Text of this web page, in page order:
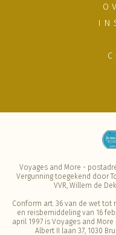
Voyages and More -
Vergunning toegekend door
VVR, Willem de
Conform art. 36 van de wet
en reisbemiddeling van 16
april 1997 is Voyages and
Albert II laan 37, 1030